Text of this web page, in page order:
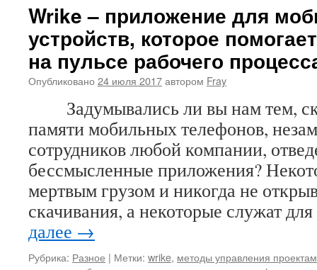
Wrike – приложение для
устройств, которое
на пульсе рабочего
Опубликовано 24 июля 2017автором Fray
Задумывались ли вы нам тем,
памяти мобильных телефонов,
сотрудников любой компании,
бессмысленные приложения?
мертвым грузом и никогда не
скачивания, а некоторые служат
далее →
Рубрика: Разное | Метки: wrike, методы управления